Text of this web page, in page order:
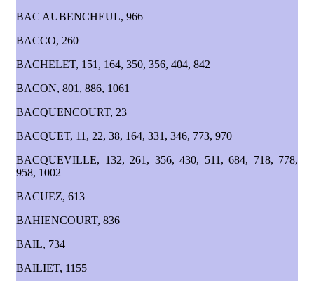
BAC AUBENCHEUL, 966
BACCO, 260
BACHELET, 151, 164, 350, 356, 404, 842
BACON, 801, 886, 1061
BACQUENCOURT, 23
BACQUET, 11, 22, 38, 164, 331, 346, 773, 970
BACQUEVILLE, 132, 261, 356, 430, 511, 684, 718, 778,
958, 1002
BACUEZ, 613
BAHIENCOURT, 836
BAIL, 734
BAILIET, 1155